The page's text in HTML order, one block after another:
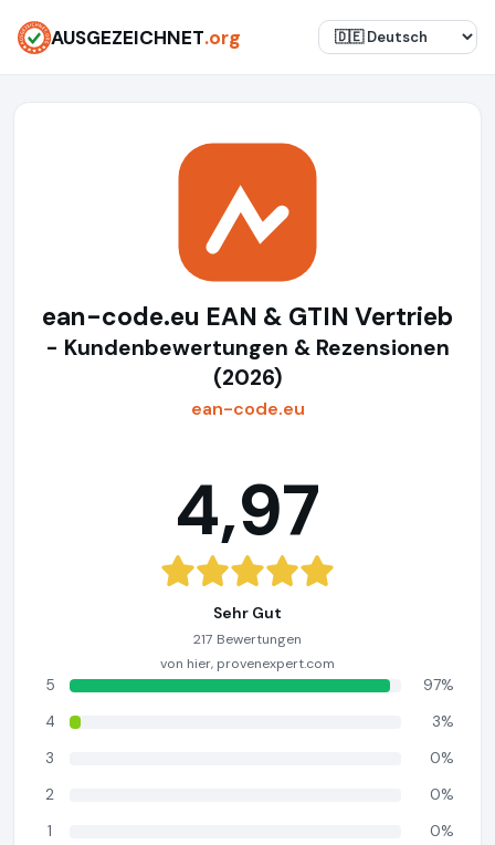
AUSGEZEICHNET.org
ean-code.eu EAN & GTIN Vertrieb
- Kundenbewertungen & Rezensionen
(2026)
ean-code.eu
4,97
Sehr Gut
217 Bewertungen
von hier, provenexpert.com
5
97%
4
3%
3
0%
2
0%
1
0%